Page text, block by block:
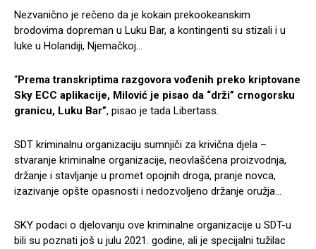
Nezvanično je rečeno da je kokain prekookeanskim
brodovima dopreman u Luku Bar, a kontingenti su stizali i u
luke u Holandiji, Njemačkoj…
“Prema transkriptima razgovora vođenih preko kriptovane
Sky ECC aplikacije, Milović je pisao da “drži” crnogorsku
granicu, Luku Bar”, pisao je tada Libertass.
SDT kriminalnu organizaciju sumnjiči za krivična djela –
stvaranje kriminalne organizacije, neovlašćena proizvodnja,
držanje i stavljanje u promet opojnih droga, pranje novca,
izazivanje opšte opasnosti i nedozvoljeno držanje oružja…
SKY podaci o djelovanju ove kriminalne organizacije u SDT-u
bili su poznati još u julu 2021. godine, ali je specijalni tužilac